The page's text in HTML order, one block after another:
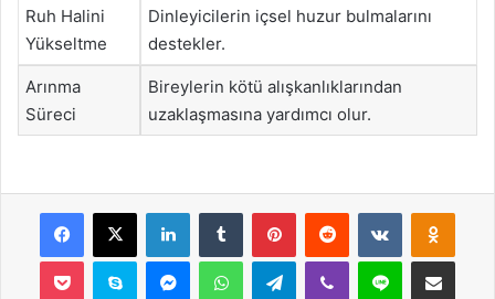
Ruh Halini
Yükseltme
Dinleyicilerin içsel huzur bulmalarını
destekler.
Arınma
Süreci
Bireylerin kötü alışkanlıklarından
uzaklaşmasına yardımcı olur.
Facebook
X LinkedInTumblr PinterestReddit VKontakte
Pocket Skype MessengerWhatsAppTelegramViber Line E-Posta ile